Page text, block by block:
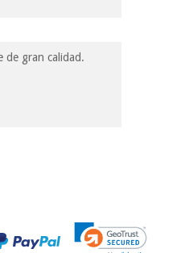
de gran calidad.